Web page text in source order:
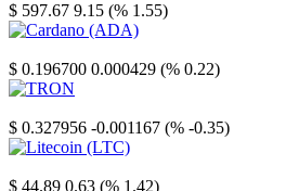
$ 597.67 9.15 (% 1.55)
$ 0.196700 0.000429 (% 0.22)
$ 0.327956 -0.001167 (% -0.35)
$ 44.89 0.63 (% 1.42)